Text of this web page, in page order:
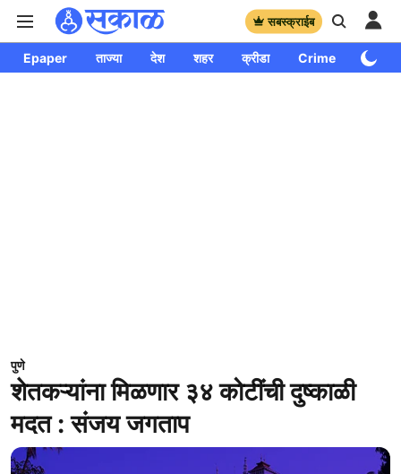
सबस्क्राईब
Epaper ताज्या देश शहर क्रीडा Crime
पुणे
शेतकऱ्यांना मिळणार ३४ कोटींची दुष्काळी
मदत : संजय जगताप